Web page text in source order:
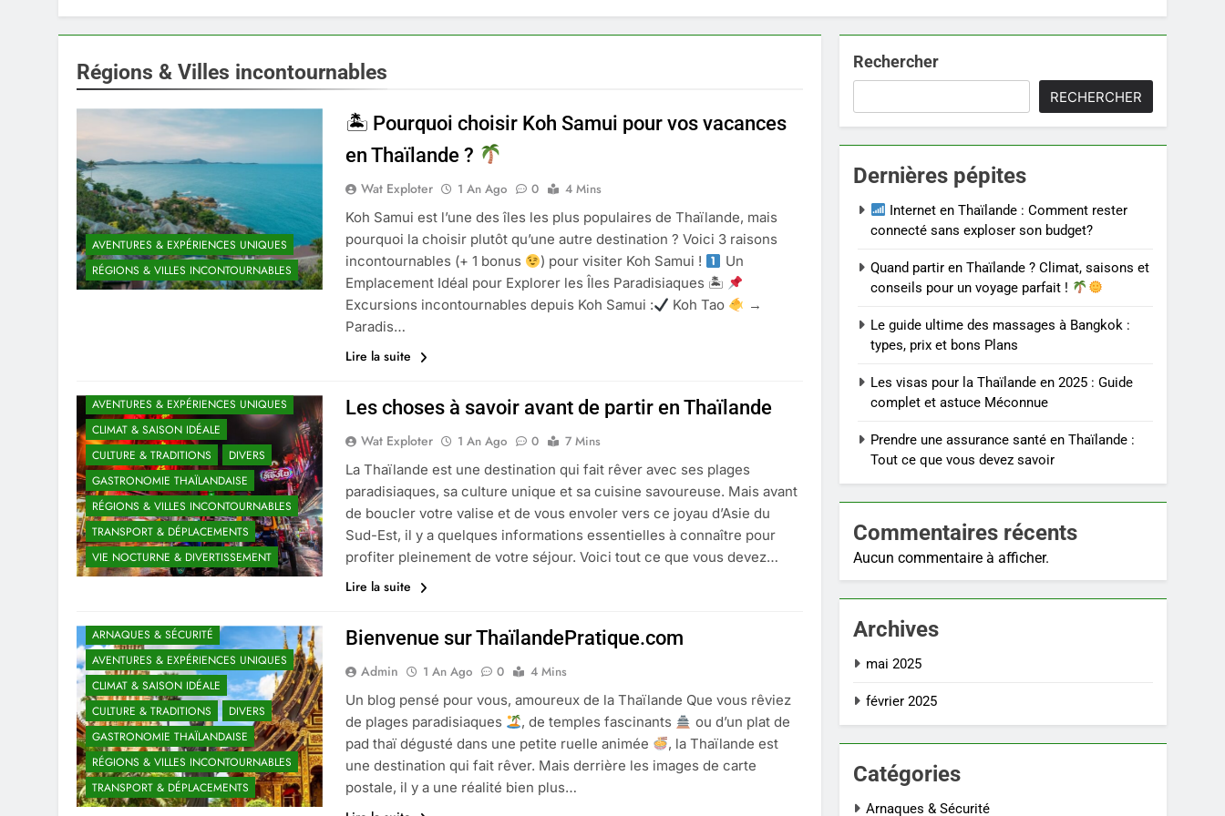
Régions & Villes incontournables
AVENTURES & EXPÉRIENCES UNIQUES
RÉGIONS & VILLES INCONTOURNABLES
🏝 Pourquoi choisir Koh Samui pour vos vacances
en Thaïlande ?
Wat Exploter 1 An Ago 0
4 Mins
Koh Samui est l’une des îles les plus populaires de Thaïlande, mais
pourquoi la choisir plutôt qu’une autre destination ? Voici 3 raisons
incontournables (+ 1 bonus
) pour visiter Koh Samui !
Un
Emplacement Idéal pour Explorer les Îles Paradisiaques 🏝
Excursions incontournables depuis Koh Samui :
Koh Tao
→
Paradis…
Lire la suite
AVENTURES & EXPÉRIENCES UNIQUES
CLIMAT & SAISON IDÉALE
CULTURE & TRADITIONS
DIVERS
GASTRONOMIE THAÏLANDAISE
RÉGIONS & VILLES INCONTOURNABLES
TRANSPORT & DÉPLACEMENTS
VIE NOCTURNE & DIVERTISSEMENT
Les choses à savoir avant de partir en Thaïlande
Wat Exploter 1 An Ago 0
7 Mins
La Thaïlande est une destination qui fait rêver avec ses plages
paradisiaques, sa culture unique et sa cuisine savoureuse. Mais avant
de boucler votre valise et de vous envoler vers ce joyau d’Asie du
Sud-Est, il y a quelques informations essentielles à connaître pour
profiter pleinement de votre séjour. Voici tout ce que vous devez…
Lire la suite
ARNAQUES & SÉCURITÉ
AVENTURES & EXPÉRIENCES UNIQUES
CLIMAT & SAISON IDÉALE
CULTURE & TRADITIONS
DIVERS
GASTRONOMIE THAÏLANDAISE
RÉGIONS & VILLES INCONTOURNABLES
TRANSPORT & DÉPLACEMENTS
Bienvenue sur ThaïlandePratique.com
Admin 1 An Ago 0
4 Mins
Un blog pensé pour vous, amoureux de la Thaïlande Que vous rêviez
de plages paradisiaques
, de temples fascinants
ou d’un plat de
pad thaï dégusté dans une petite ruelle animée
, la Thaïlande est
une destination qui fait rêver. Mais derrière les images de carte
postale, il y a une réalité bien plus…
Rechercher
RECHERCHER
Dernières pépites
Internet en Thaïlande : Comment rester
connecté sans exploser son budget?
Quand partir en Thaïlande ? Climat, saisons et
conseils pour un voyage parfait !
Le guide ultime des massages à Bangkok :
types, prix et bons Plans
Les visas pour la Thaïlande en 2025 : Guide
complet et astuce Méconnue
Prendre une assurance santé en Thaïlande :
Tout ce que vous devez savoir
Commentaires récents
Aucun commentaire à afficher.
Archives
mai 2025
février 2025
Catégories
Arnaques & Sécurité